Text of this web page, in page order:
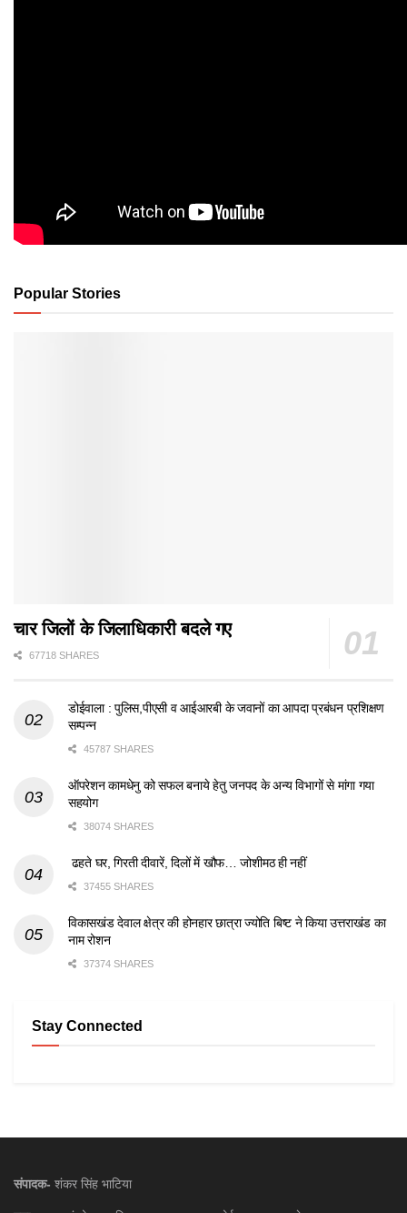
Popular Stories
चार जिलों के जिलाधिकारी बदले गए
67718 SHARES
डोईवाला : पुलिस,पीएसी व आईआरबी के जवानों का आपदा प्रबंधन प्रशिक्षण
सम्पन्न
45787 SHARES
ऑपरेशन कामधेनु को सफल बनाये हेतु जनपद के अन्य विभागों से मांगा गया
सहयोग
38074 SHARES
ढहते घर, गिरती दीवारें, दिलों में खौफ… जोशीमठ ही नहीं
37455 SHARES
विकासखंड देवाल क्षेत्र की होनहार छात्रा ज्योति बिष्ट ने किया उत्तराखंड का
नाम रोशन
37374 SHARES
Stay Connected
संपादक- शंकर सिंह भाटिया